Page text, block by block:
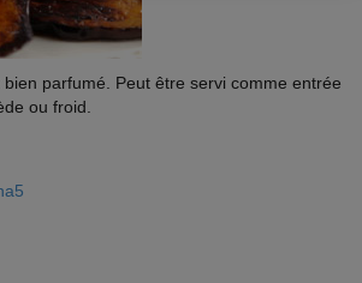
parfumé. Peut être servi comme entrée
ou froid.